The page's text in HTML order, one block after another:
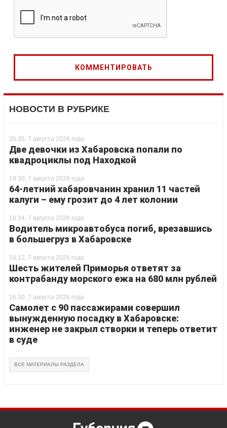
НОВОСТИ В РУБРИКЕ
20:35, 7 августа 2026 года
Две девочки из Хабаровска попали по
квадроциклы под Находкой
19:30, 7 августа 2026 года
64-летний хабаровчанин хранил 11 частей
калуги – ему грозит до 4 лет колонии
18:34, 7 августа 2026 года
Водитель микроавтобуса погиб, врезавшись
в большегруз в Хабаровске
18:12, 7 августа 2026 года
Шесть жителей Приморья ответят за
контрабанду морского ежа на 680 млн рублей
16:30, 7 августа 2026 года
Самолет с 90 пассажирами совершил
вынужденную посадку в Хабаровске:
инженер не закрыл створки и теперь ответит
в суде
ВСЕ МАТЕРИАЛЫ РАЗДЕЛА